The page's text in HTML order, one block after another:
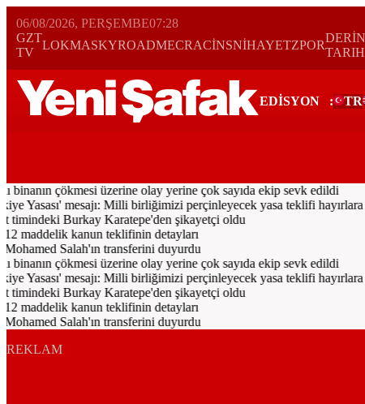
06/08/2026, PERŞEMBE07:28
GZT
TV
LOKMASKYROADMECRACİNSNİHAYETZPOR
DERİN
TARIH
EDİSYON : TR
binanın çökmesi üzerine olay yerine çok sayıda ekip sevk edildi
Yasası' mesajı: Milli birliğimizi perçinleyecek yasa teklifi hayırlara
Burkay Karatepe'den şikayetçi oldu
maddelik kanun teklifinin detayları
Salah'ın transferini duyurdu
binanın çökmesi üzerine olay yerine çok sayıda ekip sevk edildi
Yasası' mesajı: Milli birliğimizi perçinleyecek yasa teklifi hayırlara
Burkay Karatepe'den şikayetçi oldu
maddelik kanun teklifinin detayları
Salah'ın transferini duyurdu
REKLAM